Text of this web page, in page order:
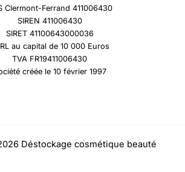
Clermont-Ferrand 411006430
SIREN 411006430
SIRET 41100643000036
au capital de 10 000 Euros
TVA FR19411006430
créée le 10 février 1997
Déstockage cosmétique beauté